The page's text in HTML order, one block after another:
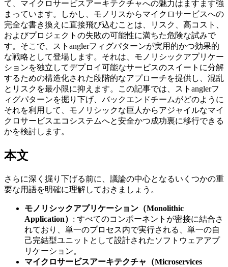
て、マイクロサービスアーキテクチャへの魅力はますます強
まっています。しかし、モノリスからマイクロサービスへの
完全な書き換えに直接飛び込むことは、リスク、高コスト、
およびプロジェクトの失敗の可能性に満ちた危険な試みで
す。そこで、ストanglerフィグパターンが実用的かつ効果的
な戦略として登場します。それは、モノリシックアプリケー
ションを独立してデプロイ可能なサービスのスイートに分解
するための構造化された段階的なアプローチを提供し、混乱
とリスクを最小限に抑えます。この記事では、ストanglerフ
ィグパターンを掘り下げ、バックエンドチームがどのように
それを利用して、モノリシックな巨人からアジャイルなマイ
クロサービスエコシステムへと安全かつ成功裏に移行できる
かを検討します。
本文
さらに深く掘り下げる前に、議論の中心となるいくつかの重
要な用語を明確に理解しておきましょう。
モノリシックアプリケーション（Monolithic
Application） : すべてのコンポーネントが密接に結合さ
れており、単一のプロセス内で実行される、単一の自
己完結型ユニットとして設計されたソフトウェアアプ
リケーション。
マイクロサービスアーキテクチャ（Microservices